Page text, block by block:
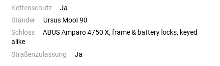
Kettenschutz
Ja
Ständer
Ursus MooI 90
Schloss
ABUS Amparo 4750 X, frame & battery locks, keyed
alike
Straßenzulassung
Ja